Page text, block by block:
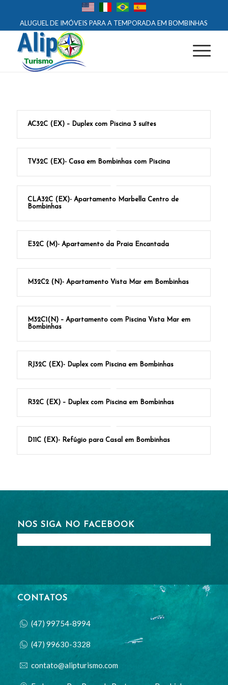
ALUGUEL DE IMÓVEIS PARA A TEMPORADA EM BOMBINHAS
AC32C (EX) – Duplex com Piscina 3 suítes
TV32C (EX)- Casa em Bombinhas com Piscina
CLA32C (EX)- Apartamento Marbella Centro de
Bombinhas
E32C (M)- Apartamento da Praia Encantada
M32C2 (N)- Apartamento Vista Mar em Bombinhas
M32C1(N) – Apartamento com Piscina Vista Mar em
Bombinhas
RJ32C (EX)- Duplex com Piscina em Bombinhas
R32C (EX) – Duplex com Piscina em Bombinhas
D11C (EX)- Refúgio para Casal em Bombinhas
NOS SIGA NO FACEBOOK
CONTATOS
(47) 99754-8994
(47) 99630-3328
contato@alipturismo.com